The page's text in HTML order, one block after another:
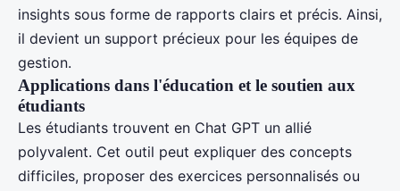
insights sous forme de rapports clairs et précis. Ainsi,
il devient un support précieux pour les équipes de
gestion.
Applications dans l'éducation et le soutien aux
étudiants
Les étudiants trouvent en Chat GPT un allié
polyvalent. Cet outil peut expliquer des concepts
difficiles, proposer des exercices personnalisés ou